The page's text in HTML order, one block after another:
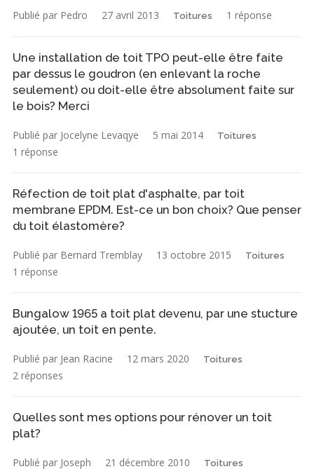
Publié par Pedro 27 avril 2013 Toitures 1 réponse
Une installation de toit TPO peut-elle être faite
par dessus le goudron (en enlevant la roche
seulement) ou doit-elle être absolument faite sur
le bois? Merci
Publié par Jocelyne Levaqye 5 mai 2014 Toitures
1 réponse
Réfection de toit plat d'asphalte, par toit
membrane EPDM. Est-ce un bon choix? Que penser
du toit élastomère?
Publié par Bernard Tremblay 13 octobre 2015 Toitures
1 réponse
Bungalow 1965 a toit plat devenu, par une stucture
ajoutée, un toit en pente.
Publié par Jean Racine 12 mars 2020 Toitures
2 réponses
Quelles sont mes options pour rénover un toit
plat?
Publié par Joseph 21 décembre 2010 Toitures